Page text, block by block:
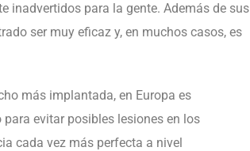
inadvertidos para la gente. Además de sus
ser muy eficaz y, en muchos casos, es
más implantada, en Europa es
evitar posibles lesiones en los
cada vez más perfecta a nivel